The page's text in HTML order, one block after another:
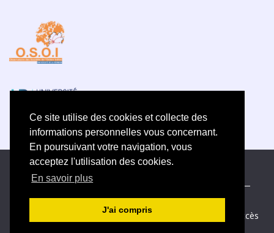
Ce site utilise des cookies et collecte des
informations personnelles vous concernant.
En poursuivant votre navigation, vous
acceptez l'utilisation des cookies.
En savoir plus
J'ai compris
ISSN électronique 2609-5742
Plan du site—Politique de confidentialité
—
Déclaration d’éthique
Créé et hébergé par Chapitre 9—
Accès